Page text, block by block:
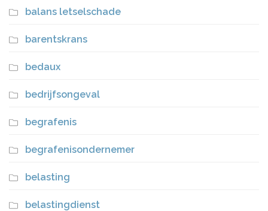
balans letselschade
barentskrans
bedaux
bedrijfsongeval
begrafenis
begrafenisondernemer
belasting
belastingdienst